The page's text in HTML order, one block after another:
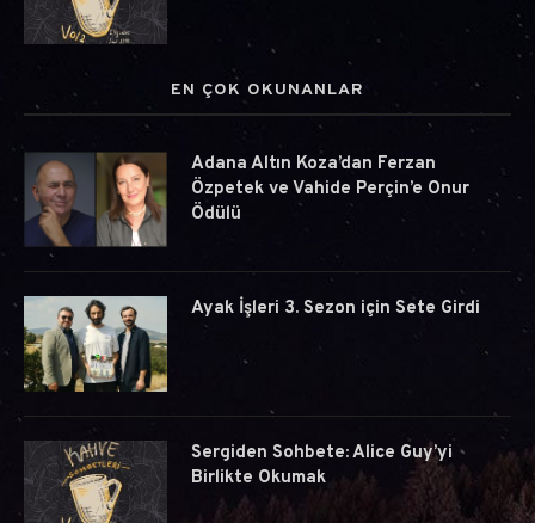
EN ÇOK OKUNANLAR
Adana Altın Koza’dan Ferzan
Özpetek ve Vahide Perçin’e Onur
Ödülü
Ayak İşleri 3. Sezon için Sete Girdi
Sergiden Sohbete: Alice Guy’yi
Birlikte Okumak